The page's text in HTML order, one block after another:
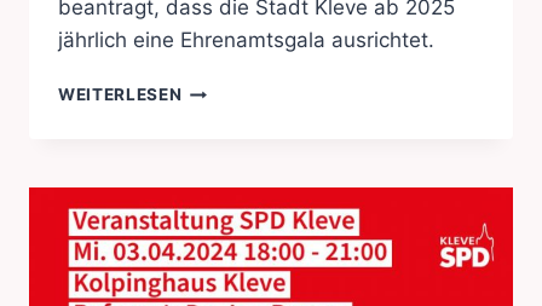
beantragt, dass die Stadt Kleve ab 2025
jährlich eine Ehrenamtsgala ausrichtet.
WEITERLESEN EHRENAMTSGALA